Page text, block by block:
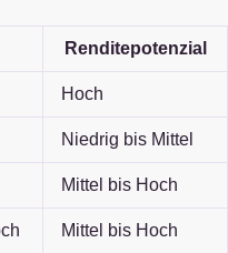
Renditepotenzial
Hoch
Niedrig bis Mittel
Mittel bis Hoch
Mittel bis Hoch